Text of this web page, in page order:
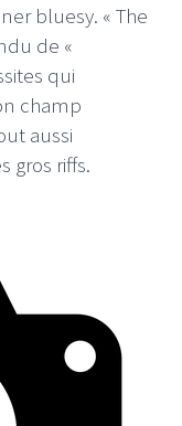
bluesy. « The
de «
qui
champ
aussi
gros riffs.